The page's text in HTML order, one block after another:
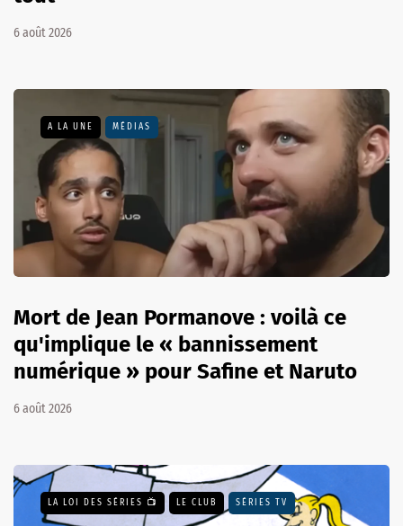
6 août 2026
A LA UNE MÉDIAS
Mort de Jean Pormanove : voilà ce
qu'implique le « bannissement
numérique » pour Safine et Naruto
6 août 2026
LA LOI DES SÉRIES 📺 LE CLUB SÉRIES TV